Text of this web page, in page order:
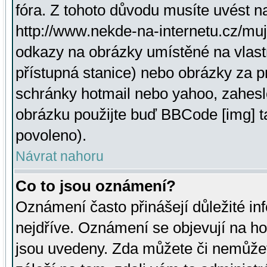
fóra. Z tohoto důvodu musíte uvést
http://www.nekde-na-internetu.cz/
odkazy na obrázky umístěné na
přístupná stanice) nebo obrázky za
schránky hotmail nebo yahoo,
obrázku použijte buď BBCode [img]
povoleno).
Návrat nahoru
Co to jsou oznámení?
Oznámení často přinášejí důležité
nejdříve. Oznámení se objevují na
jsou uvedeny. Zda můžete či